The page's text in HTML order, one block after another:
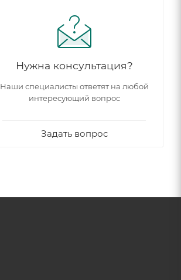
Нужна консультация?
Наши специалисты ответят на любой
интересующий вопрос
Задать вопрос